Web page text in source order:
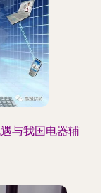
与我国电器辅